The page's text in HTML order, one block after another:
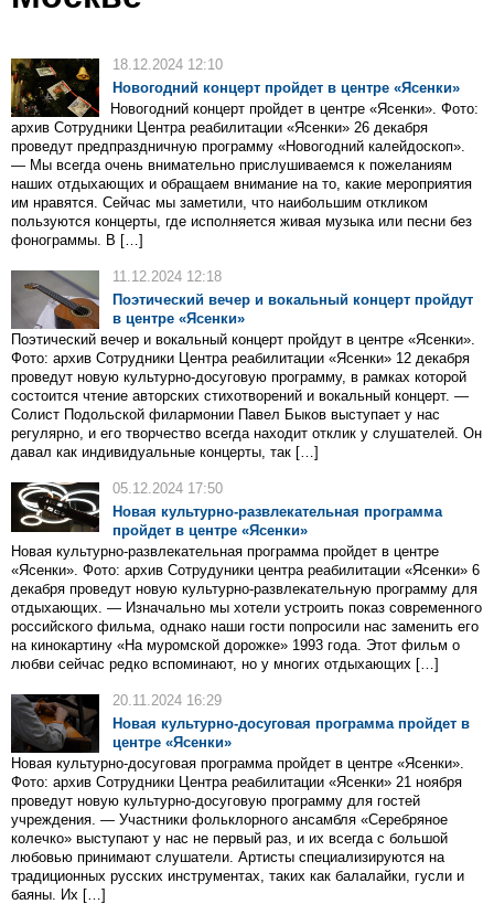
18.12.2024 12:10
Новогодний концерт пройдет в центре «Ясенки»
Новогодний концерт пройдет в центре «Ясенки». Фото:
архив Сотрудники Центра реабилитации «Ясенки» 26 декабря
проведут предпраздничную программу «Новогодний калейдоскоп».
— Мы всегда очень внимательно прислушиваемся к пожеланиям
наших отдыхающих и обращаем внимание на то, какие мероприятия
им нравятся. Сейчас мы заметили, что наибольшим откликом
пользуются концерты, где исполняется живая музыка или песни без
фонограммы. В […]
11.12.2024 12:18
Поэтический вечер и вокальный концерт пройдут
в центре «Ясенки»
Поэтический вечер и вокальный концерт пройдут в центре «Ясенки».
Фото: архив Сотрудники Центра реабилитации «Ясенки» 12 декабря
проведут новую культурно-досуговую программу, в рамках которой
состоится чтение авторских стихотворений и вокальный концерт. —
Солист Подольской филармонии Павел Быков выступает у нас
регулярно, и его творчество всегда находит отклик у слушателей. Он
давал как индивидуальные концерты, так […]
05.12.2024 17:50
Новая культурно-развлекательная программа
пройдет в центре «Ясенки»
Новая культурно-развлекательная программа пройдет в центре
«Ясенки». Фото: архив Сотрудуники центра реабилитации «Ясенки» 6
декабря проведут новую культурно-развлекательную программу для
отдыхающих. — Изначально мы хотели устроить показ современного
российского фильма, однако наши гости попросили нас заменить его
на кинокартину «На муромской дорожке» 1993 года. Этот фильм о
любви сейчас редко вспоминают, но у многих отдыхающих […]
20.11.2024 16:29
Новая культурно-досуговая программа пройдет в
центре «Ясенки»
Новая культурно-досуговая программа пройдет в центре «Ясенки».
Фото: архив Сотрудники Центра реабилитации «Ясенки» 21 ноября
проведут новую культурно-досуговую программу для гостей
учреждения. — Участники фольклорного ансамбля «Серебряное
колечко» выступают у нас не первый раз, и их всегда с большой
любовью принимают слушатели. Артисты специализируются на
традиционных русских инструментах, таких как балалайки, гусли и
баяны. Их […]